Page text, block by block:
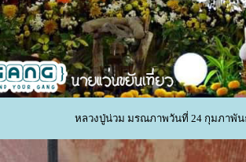
หลวงปู่น่วม มรณภาพวันที่ 24 กุมภาพัน